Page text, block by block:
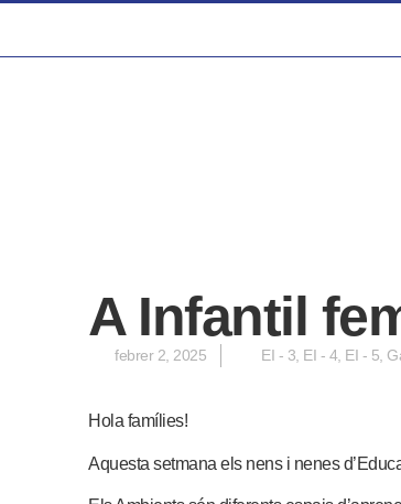
A Infantil
febrer 2, 2025 EI - 3, EI - 4, EI - 5,
Hola famílies!
Aquesta setmana els nens i nenes